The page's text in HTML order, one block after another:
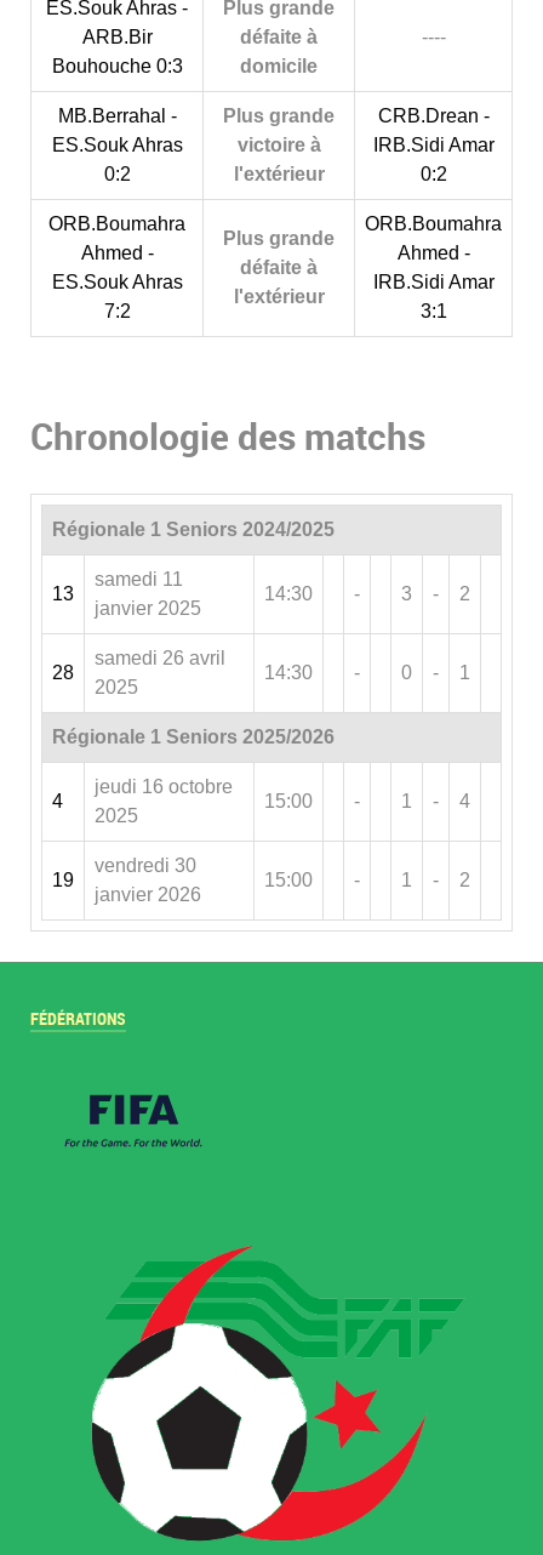
ES.Souk Ahras -
ARB.Bir
Bouhouche 0:3
Plus grande
défaite à
domicile
----
MB.Berrahal -
ES.Souk Ahras
0:2
Plus grande
victoire à
l'extérieur
CRB.Drean -
IRB.Sidi Amar
0:2
ORB.Boumahra
Ahmed -
ES.Souk Ahras
7:2
Plus grande
défaite à
l'extérieur
ORB.Boumahra
Ahmed -
IRB.Sidi Amar
3:1
Chronologie des matchs
Régionale 1 Seniors 2024/2025
13
samedi 11
janvier 2025
14:30 - 3 - 2
28
samedi 26 avril
2025
14:30 - 0 - 1
Régionale 1 Seniors 2025/2026
4
jeudi 16 octobre
2025
15:00 - 1 - 4
19
vendredi 30
janvier 2026
15:00 - 1 - 2
FÉDÉRATIONS